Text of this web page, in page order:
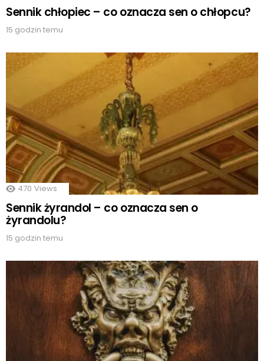
Sennik chłopiec – co oznacza sen o chłopcu?
15 godzin temu
470 Views
Sennik żyrandol – co oznacza sen o
żyrandolu?
15 godzin temu